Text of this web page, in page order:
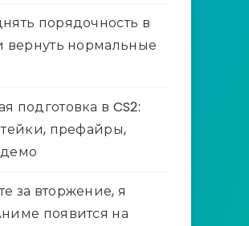
порядочность в
вернуть нормальные
подготовка в CS2:
префайры,
за вторжение, я
появится на